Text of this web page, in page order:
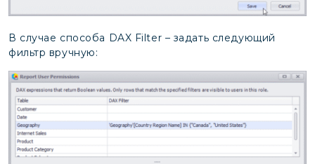
В случае способа DAX Filter – задать следующий
фильтр вручную: